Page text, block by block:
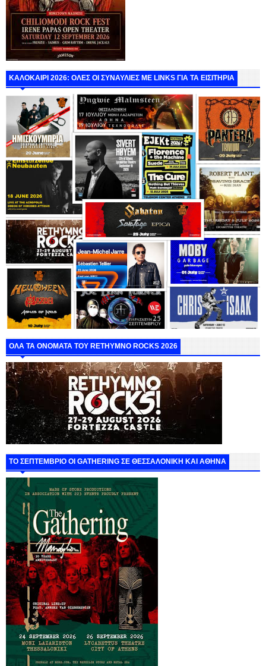
ΚΑΛΟΚΑΙΡΙ 2026: ΟΛΕΣ ΟΙ ΣΥΝΑΥΛΙΕΣ ΜΕ LINKS ΓΙΑ ΤΑ ΕΙΣΙΤΗΡΙΑ
ΟΛΑ ΤΑ ΟΝΟΜΑΤΑ ΤΟΥ RETHYMNO ROCKS 2026
ΤΟ ΣΕΠΤΕΜΒΡΙΟ ΟΙ GATHERING ΣΕ ΘΕΣΣΑΛΟΝΙΚΗ ΚΑΙ ΑΘΗΝΑ